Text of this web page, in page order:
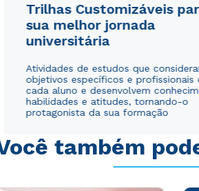
Trilhas Customizáveis
sua melhor jornada
universitária
Atividades de estudos que
objetivos específicos e profissionais
cada aluno e desenvolvem
habilidades e atitudes, tornando-o
protagonista da sua formação
também
WhatsApp
ou
WhatsApp
ou